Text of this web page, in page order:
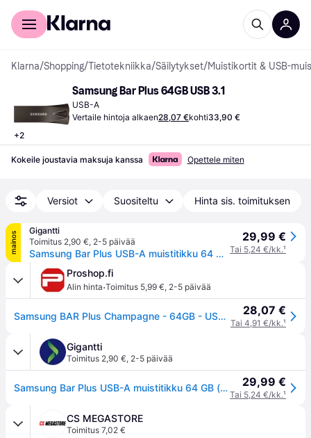
Kuluttajille
Klarna/Shopping/Tietotekniikka/Säilytykset/Muistikortit & USB-
+2
Samsung Bar Plus 64GB USB 3.1
USB-A
Vertaile hintoja alkaen28,07 €kohti33,90 €
Kokeile joustavia maksuja kanssa Opettele miten
Versiot Suositeltu Hinta sis. toimituksen
mainos
Gigantti
Toimitus 2,90 €, 2-5 päivää
Samsung Bar Plus USB-A muistitikku 64 GB (harmaa)
29,99 €
Tai 5,24 €/kk.¹
Proshop.fi
Alin hinta·Toimitus 5,99 €, 2-5 päivää
Samsung BAR Plus Champagne - 64GB - USB-tikku 28,07 €
Tai 4,91 €/kk.¹
Gigantti
Toimitus 2,90 €, 2-5 päivää
Samsung Bar Plus USB-A muistitikku 64 GB (harmaa) 29,99 €
Tai 5,24 €/kk.¹
CS MEGASTORE
Toimitus 7,02 €